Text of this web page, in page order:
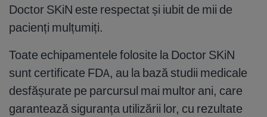
Doctor SKiN este respectat și iubit de mii de
pacienți mulțumiți.
Toate echipamentele folosite la Doctor SKiN
sunt certificate FDA, au la bază studii medicale
desfășurate pe parcursul mai multor ani, care
garantează siguranța utilizării lor, cu rezultate